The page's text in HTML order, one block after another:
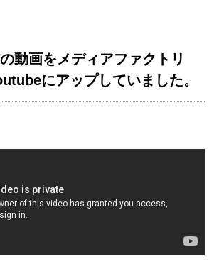
動画をメディアファクトリ
にアップしていました。